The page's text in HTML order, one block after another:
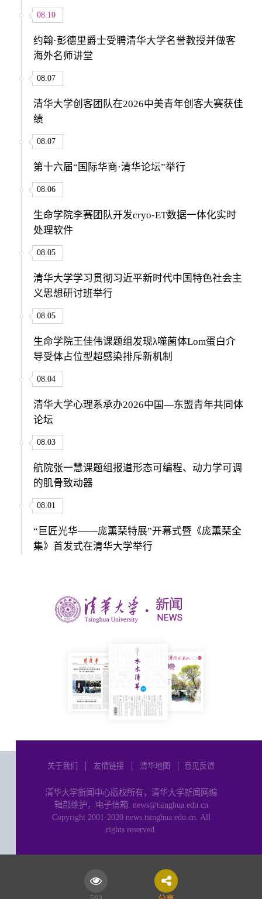
08.10
约翰·彭德里爵士受聘清华大学名誉教授并做客
海外名师讲堂
08.07
清华大学创客团队在2026中美青年创客大赛获佳
绩
08.07
第十六届“国际华商·清华论坛”举行
08.06
生命学院李赛团队开发cryo-ET数据一体化实时
处理软件
08.05
清华大学学习贯彻习近平新时代中国特色社会主
义思想研讨班举行
08.05
生命学院王佳伟课题组发现λ噬菌体Lom蛋白介
导受体占位型超感染排斥新机制
08.04
清华大学心理系承办2026中国—东盟青年共同体
论坛
08.03
航院张一慧课题组报道形态可编程、动力学可调
的肌骨致动器
08.01
“巨匠光华——庞薰琹特展”开幕式暨《庞薰琹全
集》首发式在清华大学举行
关于我们 友情链接 清华地图 意见反馈
清华大学新闻中心版权所有，清华大学新闻网编
辑部维护，电子信箱: news@tsinghua.edu.cn
Copyright 2001-2020 news.tsinghua.edu.cn. All
rights reserved.